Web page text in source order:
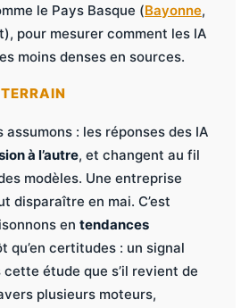
le Pays Basque (Bayonne,
pour mesurer comment les IA
moins denses en sources.
assumons : les réponses des IA
à l’autre, et changent au fil
modèles. Une entreprise
disparaître en mai. C’est
en tendances
qu’en certitudes : un signal
cette étude que s’il revient de
plusieurs moteurs,